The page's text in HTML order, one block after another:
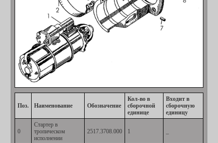
Поз. Наименование Обозначение
Кол-во в
сборочной
единице
Входит в
сборочную
единицу
0
Стартер в
тропическом
исполнении
2517.3708.000 1